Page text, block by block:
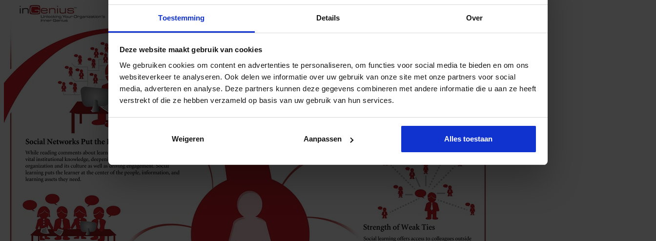
Toestemming Details Over
Deze website maakt gebruik van cookies
We gebruiken cookies om content en advertenties te personaliseren, om functies voor social media te bieden en om ons
websiteverkeer te analyseren. Ook delen we informatie over uw gebruik van onze site met onze partners voor social
media, adverteren en analyse. Deze partners kunnen deze gegevens combineren met andere informatie die u aan ze heeft
verstrekt of die ze hebben verzameld op basis van uw gebruik van hun services.
Weigeren Aanpassen Alles toestaan